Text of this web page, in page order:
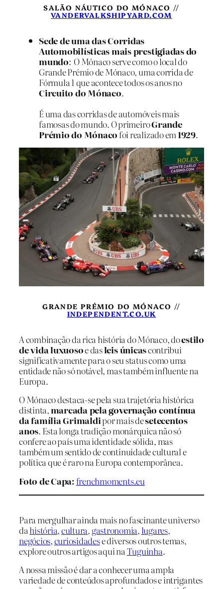
SALÃO NÁUTICO DO MÓNACO //
VANDERVALKSHIPYARD.COM
Sede de uma das Corridas
Automobilísticas mais prestigiadas do
mundo: O Mónaco serve como o local do
Grande Prémio de Mónaco, uma corrida de
Fórmula 1 que acontece todos os anos no
Circuito do Mónaco.
É uma das corridas de automóveis mais
famosas do mundo. O primeiroGrande
Prémio do Mónaco foi realizado em1929.
GRANDE PRÉMIO DO MÓNACO //
INDEPENDENT.CO.UK
A combinação da rica história do Mónaco, doestilo
de vida luxuosoe dasleis únicascontribui
significativamente para o seu status como uma
entidade não só notável, mas também influente na
Europa.
O Mónaco destaca-se pela sua trajetória histórica
distinta,marcada pela governação contínua
da família Grimaldipor mais desetecentos
anos. Esta longa tradição monárquica não só
confere ao país uma identidade sólida, mas
também um sentido de continuidade cultural e
política que é raro na Europa contemporânea.
Foto de Capa: frenchmoments.eu
Para mergulhar ainda mais no fascinante universo
dahistória,cultura, gastronomia,lugares,
negócios,curiosidadese diversos outros temas,
explore outros artigos aqui na Tuguinha.
A nossa missão é dar a conhecer uma ampla
variedade de conteúdos aprofundados e intrigantes